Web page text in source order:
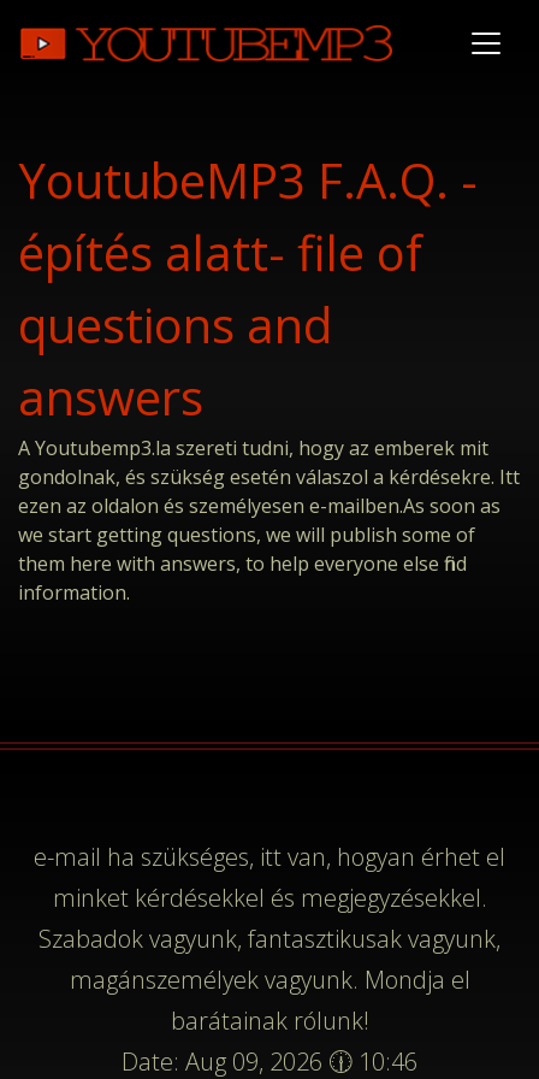
YoutubeMP3 F.A.Q. -
építés alatt- file of
questions and
answers
A Youtubemp3.la szereti tudni, hogy az emberek mit
gondolnak, és szükség esetén válaszol a kérdésekre. Itt
ezen az oldalon és személyesen e-mailben.As soon as
we start getting questions, we will publish some of
them here with answers, to help everyone else find
information.
e-mail ha szükséges, itt van, hogyan érhet el
minket kérdésekkel és megjegyzésekkel.
Szabadok vagyunk, fantasztikusak vagyunk,
magánszemélyek vagyunk. Mondja el
barátainak rólunk!
Date: Aug 09, 2026 🕧 10:46